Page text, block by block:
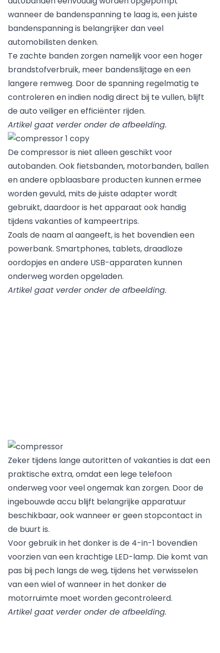
wanneer de bandenspanning te laag is, een juiste
bandenspanning is belangrijker dan veel
automobilisten denken.
Te zachte banden zorgen namelijk voor een hoger
brandstofverbruik, meer bandenslijtage en een
langere remweg. Door de spanning regelmatig te
controleren en indien nodig direct bij te vullen, blijft
de auto veiliger en efficiënter rijden.
Artikel gaat verder onder de afbeelding.
De compressor is niet alleen geschikt voor
autobanden. Ook fietsbanden, motorbanden, ballen
en andere opblaasbare producten kunnen ermee
worden gevuld, mits de juiste adapter wordt
gebruikt, daardoor is het apparaat ook handig
tijdens vakanties of kampeertrips.
Zoals de naam al aangeeft, is het bovendien een
powerbank. Smartphones, tablets, draadloze
oordopjes en andere USB-apparaten kunnen
onderweg worden opgeladen.
Artikel gaat verder onder de afbeelding.
Zeker tijdens lange autoritten of vakanties is dat een
praktische extra, omdat een lege telefoon
onderweg voor veel ongemak kan zorgen. Door de
ingebouwde accu blijft belangrijke apparatuur
beschikbaar, ook wanneer er geen stopcontact in
de buurt is.
Voor gebruik in het donker is de 4-in-1 bovendien
voorzien van een krachtige LED-lamp. Die komt van
pas bij pech langs de weg, tijdens het verwisselen
van een wiel of wanneer in het donker de
motorruimte moet worden gecontroleerd.
Artikel gaat verder onder de afbeelding.